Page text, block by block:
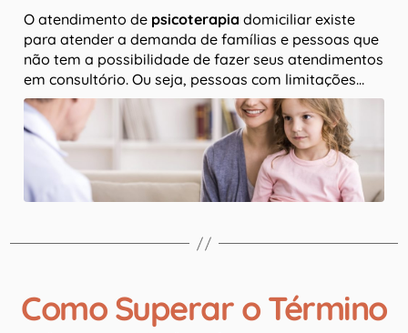
O atendimento de psicoterapia domiciliar existe
para atender a demanda de famílias e pessoas que
não tem a possibilidade de fazer seus atendimentos
em consultório. Ou seja, pessoas com limitações…
Como Superar o Término